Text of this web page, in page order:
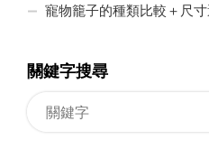
寵物籠子的種類比較＋尺
關鍵字搜尋